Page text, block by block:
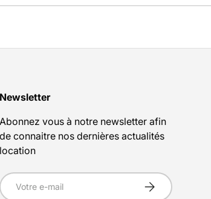
Newsletter
Abonnez vous à notre newsletter afin
de connaitre nos dernières actualités
location
E-mail S’inscrire